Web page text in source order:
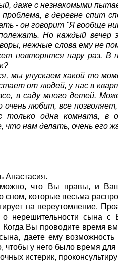
даже с незнакомыми
в деревне спит
- он говорит "Я вообще
Но каждый вечер
нежные слова ему не
повторятся пару раз.
мы упускаем какой то
от людей, у нас в
в саду много детей.
очень любит, все
только одна комната, в
что нам делать, очень его
Анастасия.
что Вы правы, и Ваш
сном, которые весьма
на переутомление.
нерешительности сына с
Когда Вы проводите время
даете ему
чтобы у него было время для
истерик,